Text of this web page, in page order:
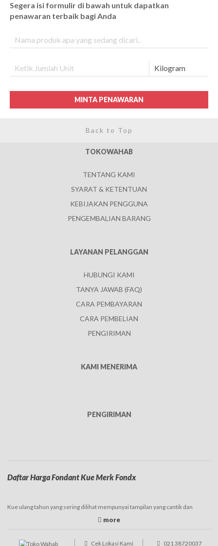
Segera isi formulir di bawah untuk dapatkan
penawaran terbaik bagi Anda
MINTA PENAWARAN
Back to Top
TOKOWAHAB
TENTANG KAMI
SYARAT & KETENTUAN
KEBIJAKAN PENGGUNA
PENGEMBALIAN BARANG
LAYANAN PELANGGAN
HUBUNGI KAMI
TANYA JAWAB (FAQ)
CARA PEMBAYARAN
CARA PEMBELIAN
PENGIRIMAN
KAMI MENERIMA
PENGIRIMAN
Daftar Harga Fondant Kue Merk Fondx
Kue ulang tahun yang sering dilihat mempunyai tampilan yang cantik dan
hiasan yang digunakan pada kue. Fondant sendiri merupakan jenis adonan yang
tart, kue kering, dan juga manisan. Jenis fondant ada dua yaitu fondant icing dan
Cek Lokasi Kami 021 38720037